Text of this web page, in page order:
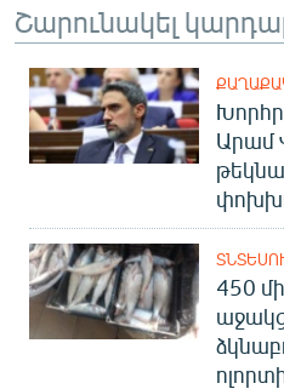
Շարունակել
Արամ
450